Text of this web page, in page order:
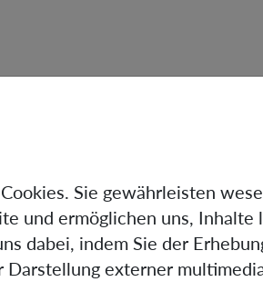
Sie gewährleisten
und ermöglichen uns, Inhalte
dabei, indem Sie der
Darstellung externer